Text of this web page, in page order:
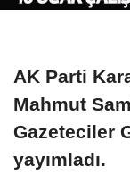
AK Parti
Mahmut
Gazeteciler
yayımladı.